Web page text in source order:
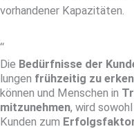
vorhandener Kapazitäten.
“
Die Bedürfnisse der
lungen früh­zeitig zu
können und Menschen in
mitzunehmen, wird
Kunden zum